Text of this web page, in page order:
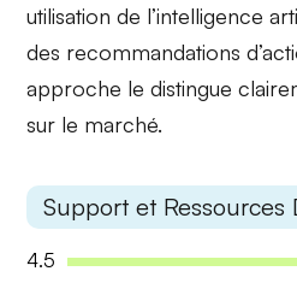
utilisation de l’intelligence
des recommandations
approche le distingue
sur le marché.
Support et Ressources
4.5